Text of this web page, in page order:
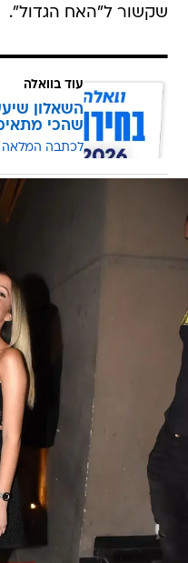
שקשור ל"האח הגדול".
עוד בוואלה
השאלון
שהכי
לכתבה המלאה